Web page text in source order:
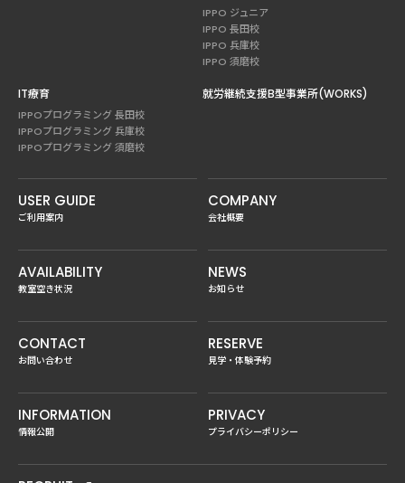
IPPO ジュニア
IPPO 長田校
IPPO 兵庫校
IPPO 須磨校
IT療育
IPPOプログラミング 長田校
IPPOプログラミング 兵庫校
IPPOプログラミング 須磨校
就労継続支援B型事業所(WORKS)
USER GUIDE
ご利用案内
COMPANY
会社概要
AVAILABILITY
教室空き状況
NEWS
お知らせ
CONTACT
お問い合わせ
RESERVE
見学・体験予約
INFORMATION
情報公開
PRIVACY
プライバシーポリシー